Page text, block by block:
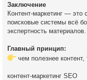
Заключение
Контент-маркетинг — это
поисковые системы всё
экспертность материалов.
Главный принцип:
чем полезнее
контент-маркетинг SEO